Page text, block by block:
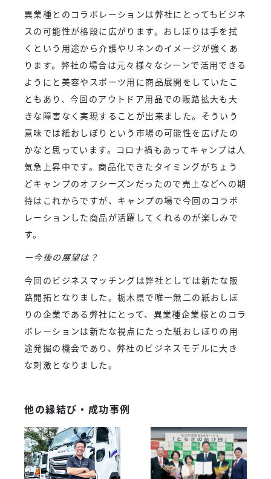
異業種とのコラボレーションは弊社にとってもビジネ
スの可能性が格段に広がります。おしぼりは手を拭
くという用途から介護やリネンのイメージが強くあ
ります。弊社の場合は元々様々なシーンで活用できる
ようにと美容やスポーツ用に商品展開をしていたこ
ともあり、今回のアウトドア用品での販路拡大も大
きな障害なく実現することが出来ました。そういう
意味では紙おしぼりという市場の可能性を広げたの
かなと思っています。コロナ禍もあってキャンプは人
気急上昇中です。商品化できたタイミングがちょう
どキャンプのオフシーズンだったので売上などへの期
待はこれからですが、キャンプの場で今回のコラボ
レーションした商品が活躍してくれるのが楽しみで
す。
ー今後の展望は？
今回のビジネスマッチングは弊社としては新たな販
路開拓となりました。栃木県で唯一無二の紙おしぼ
りの企業である弊社にとって、異業種企業様とのコラ
ボレーションは新たな視点にたった紙おしぼりの用
途発掘の機会であり、弊社のビジネスモデルに大き
な刺激となりました。
他の縁結び・成功事例